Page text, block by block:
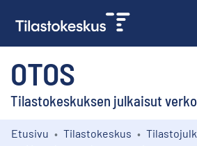
OTOS
Tilastokeskuksen julkaisut
Etusivu Tilastokeskus